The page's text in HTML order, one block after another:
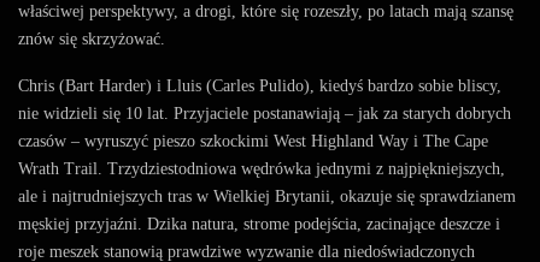
właściwej perspektywy, a drogi, które się rozeszły, po latach mają szansę
znów się skrzyżować.
Chris (Bart Harder) i Lluis (Carles Pulido), kiedyś bardzo sobie bliscy,
nie widzieli się 10 lat. Przyjaciele postanawiają – jak za starych dobrych
czasów – wyruszyć pieszo szkockimi West Highland Way i The Cape
Wrath Trail. Trzydziestodniowa wędrówka jednymi z najpiękniejszych,
ale i najtrudniejszych tras w Wielkiej Brytanii, okazuje się sprawdzianem
męskiej przyjaźni. Dzika natura, strome podejścia, zacinające deszcze i
roje meszek stanowią prawdziwe wyzwanie dla niedoświadczonych